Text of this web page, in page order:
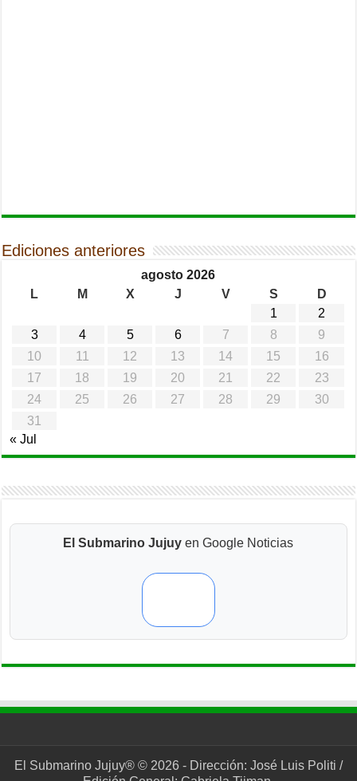
Ediciones anteriores
agosto 2026
L
M X J V S
D
1
2
3
4 5 6 7 8
9
10
11 12 13 14 15
16
17
18 19 20 21 22
23
24
25 26 27 28 29
30
31
« Jul
El Submarino Jujuy en Google Noticias
El Submarino Jujuy® © 2026 - Dirección: José Luis Politi /